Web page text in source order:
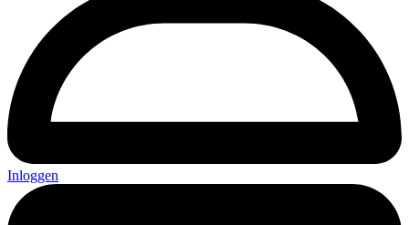
Inloggen